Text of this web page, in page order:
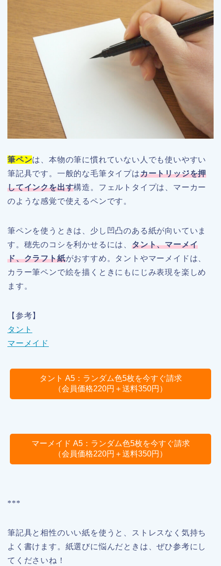
筆ペンは、本物の筆に慣れていない人でも使いやすい
筆記具です。一般的な毛筆タイプはカートリッジを押
してインクを出す構造。フェルトタイプは、マーカー
のような感覚で使えるペンです。
筆ペンを使うときは、少し凹凸のある紙が向いていま
す。穂先のコシを利かせるには、 タント、マーメイ
ド、クラフト紙がおすすめ。タントやマーメイドは、
カラー筆ペンで絵を描くときにもにじみ表現を楽しめ
ます。
【参考】
タント
マーメイド
タント A5：ランダム色5枚を今すぐ請求
（会員価格220円＋送料350円）
マーメイド A5：ランダム色5枚を今すぐ請求
（会員価格220円＋送料350円）
***
筆記具と相性のいい紙を使うと、ストレスなく気持ち
よく書けます。紙選びに悩んだときは、ぜひ参考にし
てくださいね！